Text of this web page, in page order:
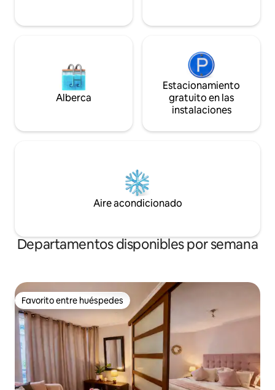
Alberca
Estacionamiento
gratuito en las
instalaciones
Aire acondicionado
Departamentos disponibles por semana
Favorito entre huéspedes
Favorito entre huéspedes